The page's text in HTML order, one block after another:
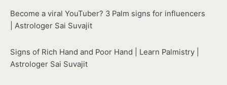
Become a viral YouTuber? 3 Palm signs for influencers
| Astrologer Sai Suvajit
Signs of Rich Hand and Poor Hand | Learn Palmistry |
Astrologer Sai Suvajit